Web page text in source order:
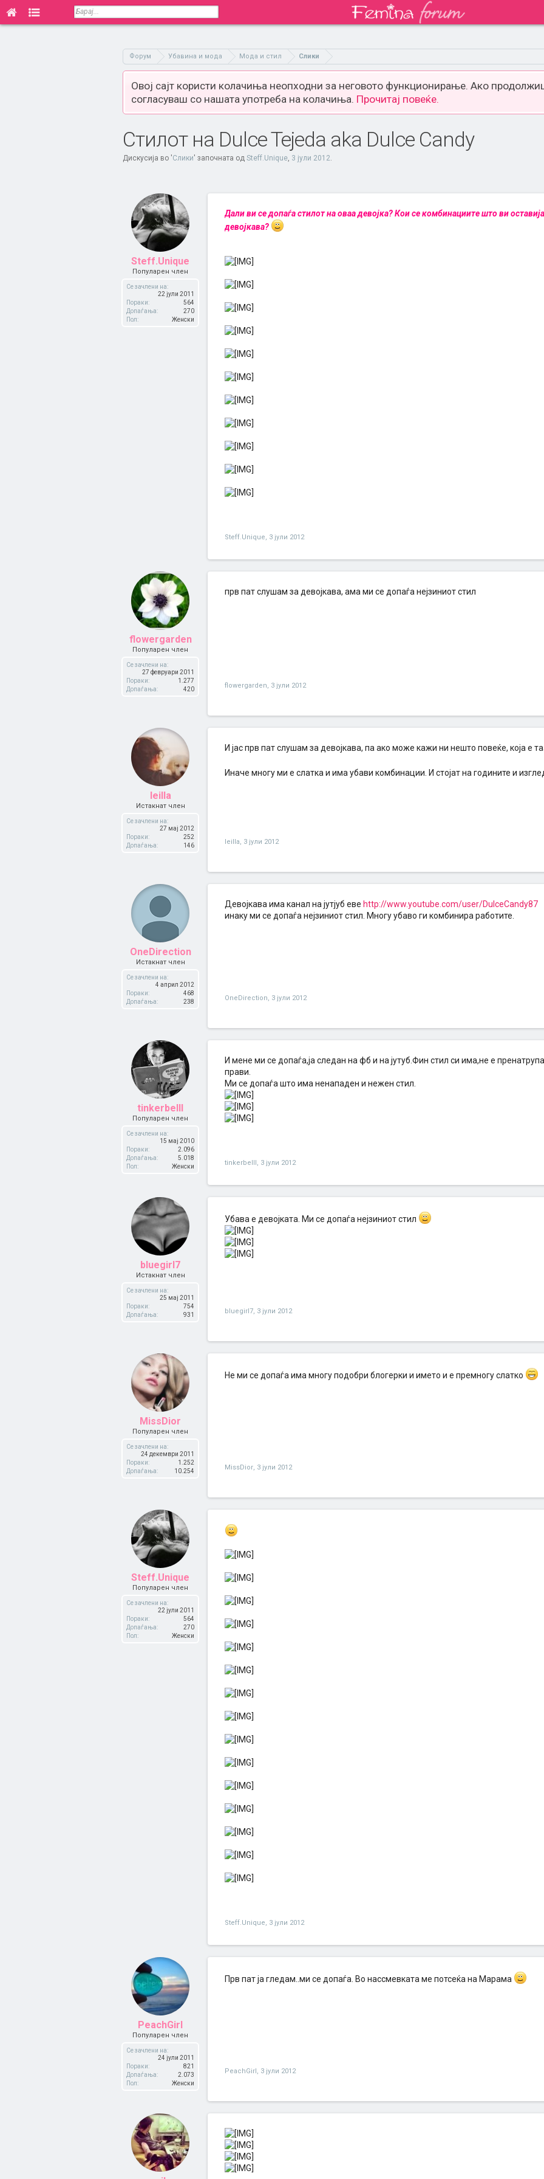
Форум Убавина и мода Мода и стил Слики
Овој сајт користи колачиња неопходни за неговото функционирање. Ако
согласуваш со нашата употреба на колачиња. Прочитај повеќе.
Стилот на Dulce Tejeda aka Dulce Candy
Дискусија во 'Слики' започната од Steff.Unique, 3 јули 2012.
Steff.Unique
Популарен член
Се зачлени на:
22 јули 2011
Пораки:
564
Допаѓања:
270
Пол:
Женски
Дали ви се допаѓа стилот на оваа девојка? Кои се комбинациите што ви
девојкава?
Steff.Unique, 3 јули 2012
flowergarden
Популарен член
Се зачлени на:
27 февруари 2011
Пораки:
1.277
Допаѓања:
420
прв пат слушам за девојкава, ама ми се допаѓа нејзиниот стил
flowergarden, 3 јули 2012
leilla
Истакнат член
Се зачлени на:
27 мај 2012
Пораки:
252
Допаѓања:
146
И јас прв пат слушам за девојкава, па ако може кажи ни нешто повеќе, која е
Иначе многу ми е слатка и има убави комбинации. И стојат на годините и
leilla, 3 јули 2012
OneDirection
Истакнат член
Се зачлени на:
4 април 2012
Пораки:
468
Допаѓања:
238
Девојкава има канал на јутјуб еве http://www.youtube.com/user/DulceCandy87
инаку ми се допаѓа нејзиниот стил. Многу убаво ги комбинира работите.
OneDirection, 3 јули 2012
tinkerbelll
Популарен член
Се зачлени на:
15 мај 2010
Пораки:
2.096
Допаѓања:
5.018
Пол:
Женски
И мене ми се допаѓа,ја следан на фб и на јутуб.Фин стил си има,не е
прави.
Ми се допаѓа што има ненападен и нежен стил.
tinkerbelll, 3 јули 2012
bluegirl7
Истакнат член
Се зачлени на:
25 мај 2011
Пораки:
754
Допаѓања:
931
Убава е девојката. Ми се допаѓа нејзиниот стил
bluegirl7, 3 јули 2012
MissDior
Популарен член
Се зачлени на:
24 декември 2011
Пораки:
1.252
Допаѓања:
10.254
Не ми се допаѓа има многу подобри блогерки и името и е премногу слатко
MissDior, 3 јули 2012
Steff.Unique
Популарен член
Се зачлени на:
22 јули 2011
Пораки:
564
Допаѓања:
270
Пол:
Женски
Steff.Unique, 3 јули 2012
PeachGirl
Популарен член
Се зачлени на:
24 јули 2011
Пораки:
821
Допаѓања:
2.073
Пол:
Женски
Прв пат ја гледам..ми се допаѓа. Во нассмевката ме потсеќа на Марама
PeachGirl, 3 јули 2012